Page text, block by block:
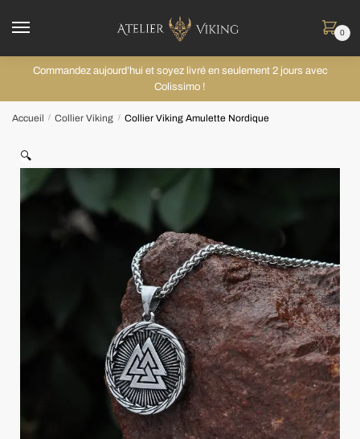
0
Commandez aujourd’hui et soyez livré en seulement 2 jours avec
Colissimo !
Accueil / Collier Viking / Collier Viking Amulette Nordique
🔍